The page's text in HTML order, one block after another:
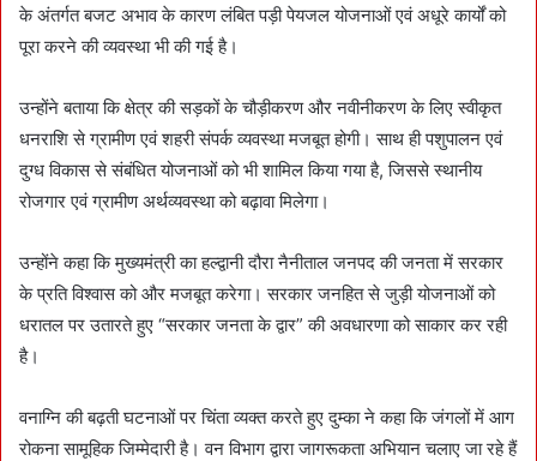
के अंतर्गत बजट अभाव के कारण लंबित पड़ी पेयजल योजनाओं एवं अधूरे कार्यों को
पूरा करने की व्यवस्था भी की गई है।
उन्होंने बताया कि क्षेत्र की सड़कों के चौड़ीकरण और नवीनीकरण के लिए स्वीकृत
धनराशि से ग्रामीण एवं शहरी संपर्क व्यवस्था मजबूत होगी। साथ ही पशुपालन एवं
दुग्ध विकास से संबंधित योजनाओं को भी शामिल किया गया है, जिससे स्थानीय
रोजगार एवं ग्रामीण अर्थव्यवस्था को बढ़ावा मिलेगा।
उन्होंने कहा कि मुख्यमंत्री का हल्द्वानी दौरा नैनीताल जनपद की जनता में सरकार
के प्रति विश्वास को और मजबूत करेगा। सरकार जनहित से जुड़ी योजनाओं को
धरातल पर उतारते हुए “सरकार जनता के द्वार” की अवधारणा को साकार कर रही
है।
वनाग्नि की बढ़ती घटनाओं पर चिंता व्यक्त करते हुए दुम्का ने कहा कि जंगलों में आग
रोकना सामूहिक जिम्मेदारी है। वन विभाग द्वारा जागरूकता अभियान चलाए जा रहे हैं